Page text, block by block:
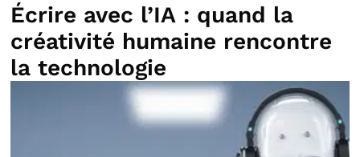
Écrire avec l’IA : quand la
créativité humaine rencontre
la technologie